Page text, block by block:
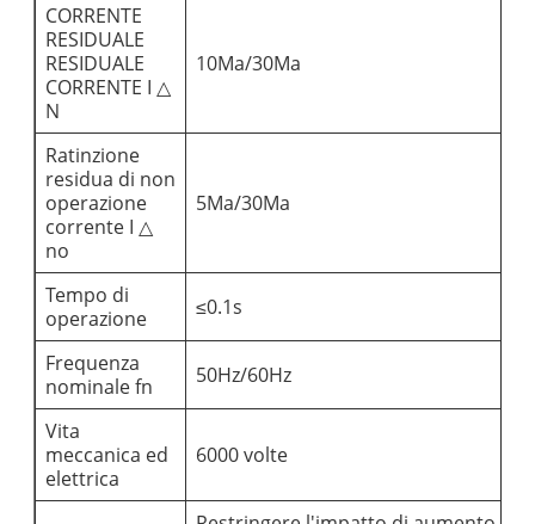
CORRENTE
RESIDUALE
RESIDUALE
CORRENTE I △
N
10Ma/30Ma
Ratinzione
residua di non
operazione
corrente I △
no
5Ma/30Ma
Tempo di
operazione
≤0.1s
Frequenza
nominale fn
50Hz/60Hz
Vita
meccanica ed
elettrica
6000 volte